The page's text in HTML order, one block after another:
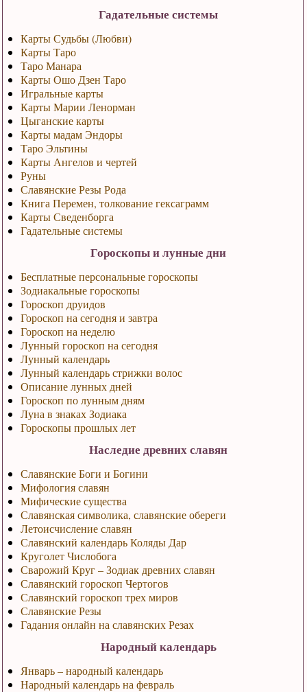
Гадательные системы
Карты Судьбы (Любви)
Карты Таро
Таро Манара
Карты Ошо Дзен Таро
Игральные карты
Карты Марии Ленорман
Цыганские карты
Карты мадам Эндоры
Таро Эльтины
Карты Ангелов и чертей
Руны
Славянские Резы Рода
Книга Перемен, толкование гексаграмм
Карты Сведенборга
Гадательные системы
Гороскопы и лунные дни
Бесплатные персональные гороскопы
Зодиакальные гороскопы
Гороскоп друидов
Гороскоп на сегодня и завтра
Гороскоп на неделю
Лунный гороскоп на сегодня
Лунный календарь
Лунный календарь стрижки волос
Описание лунных дней
Гороскоп по лунным дням
Луна в знаках Зодиака
Гороскопы прошлых лет
Наследие древних славян
Славянские Боги и Богини
Мифология славян
Мифические существа
Славянская символика, славянские обереги
Летоисчисление славян
Славянский календарь Коляды Дар
Круголет Числобога
Сварожий Круг – Зодиак древних славян
Славянский гороскоп Чертогов
Славянский гороскоп трех миров
Славянские Резы
Гадания онлайн на славянских Резах
Народный календарь
Январь – народный календарь
Народный календарь на февраль